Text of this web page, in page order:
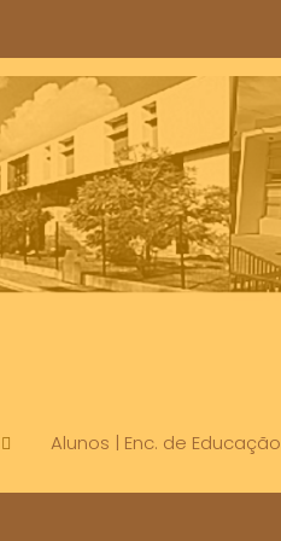
Alunos | Enc. de Educação